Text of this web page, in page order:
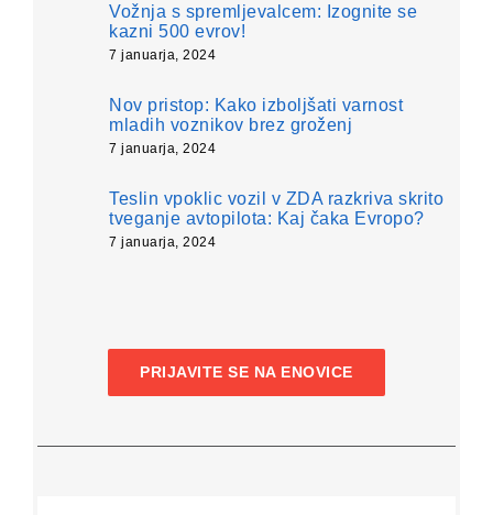
Vožnja s spremljevalcem: Izognite se
kazni 500 evrov!
7 januarja, 2024
Nov pristop: Kako izboljšati varnost
mladih voznikov brez groženj
7 januarja, 2024
Teslin vpoklic vozil v ZDA razkriva skrito
tveganje avtopilota: Kaj čaka Evropo?
7 januarja, 2024
PRIJAVITE SE NA ENOVICE